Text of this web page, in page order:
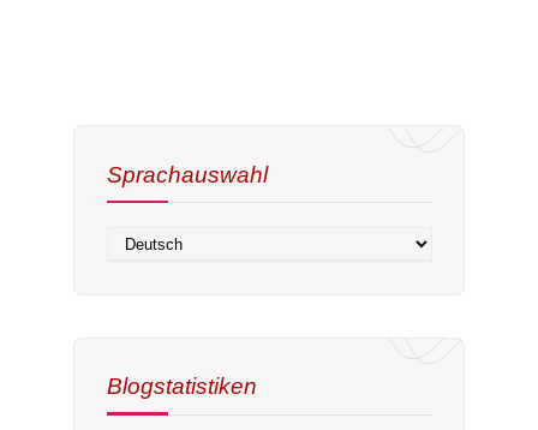
Sprachauswahl
Blogstatistiken